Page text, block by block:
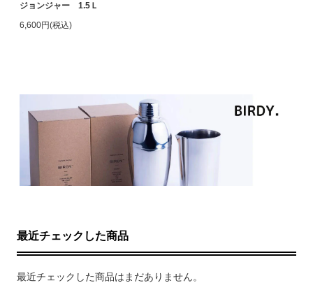
ジョンジャー 1.5Ｌ
6,600円(税込)
最近チェックした商品
最近チェックした商品はまだありません。